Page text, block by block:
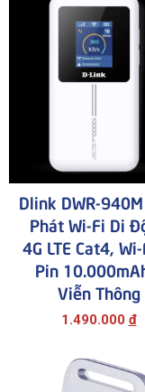
Dlink DWR-
Phát Wi-Fi Di
4G LTE Cat4,
Pin
Viễn Thông
1.490.000 đ